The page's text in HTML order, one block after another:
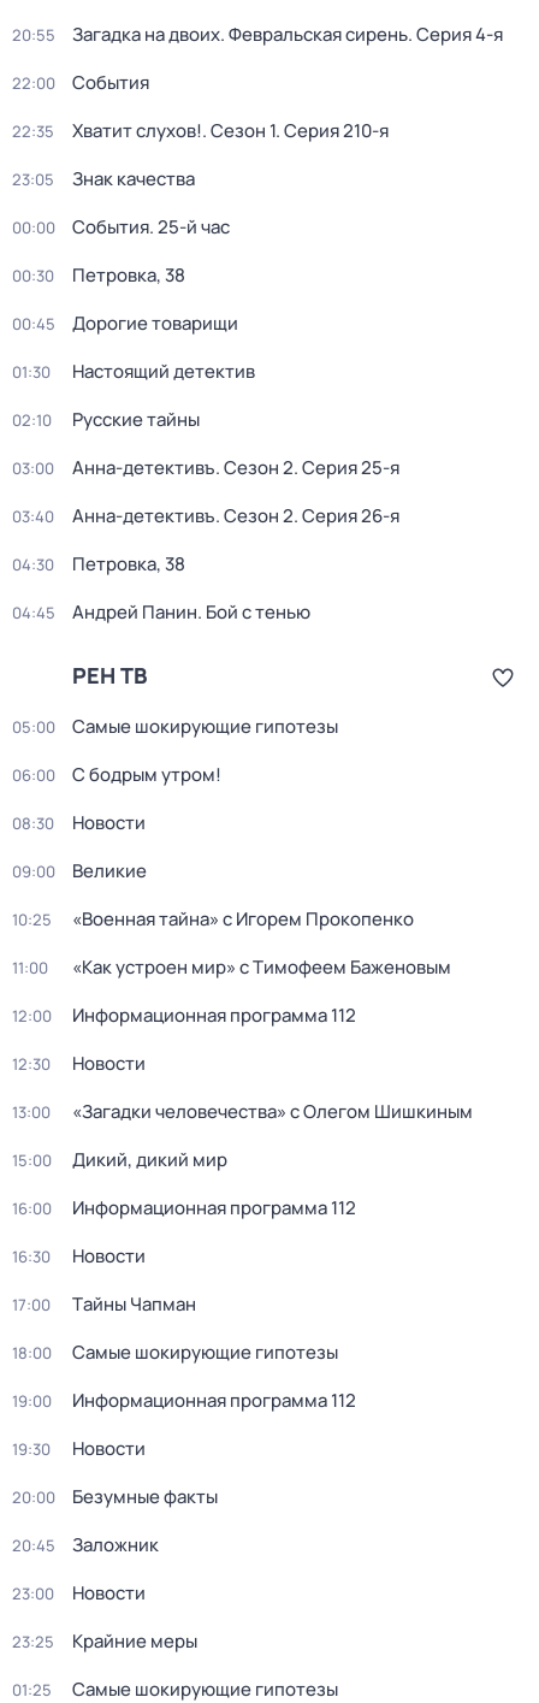
20:55 Загадка на двоих. Февральская сирень. Серия 4-я
22:00 События
22:35 Хватит слухов!. Сезон 1. Серия 210-я
23:05 Знак качества
00:00 События. 25-й час
00:30 Петровка, 38
00:45 Дорогие товарищи
01:30 Настоящий детектив
02:10 Русские тайны
03:00 Анна-детективъ. Сезон 2. Серия 25-я
03:40 Анна-детективъ. Сезон 2. Серия 26-я
04:30 Петровка, 38
04:45 Андрей Панин. Бой с тенью
РЕН ТВ
05:00 Самые шoкиpующие гипотезы
06:00 С бодрым утром!
08:30 Новости
09:00 Великие
10:25 «Военная тайна» с Игорем Прокопенко
11:00 «Как устроен мир» с Тимофеем Баженовым
12:00 Информационная программа 112
12:30 Новости
13:00 «Загадки человечeства» с Олeгом Шишкиным
15:00 Дикий, дикий мир
16:00 Информационная программа 112
16:30 Новости
17:00 Тaйны Чапман
18:00 Самые шoкиpующие гипотезы
19:00 Информационная программа 112
19:30 Новости
20:00 Безумные факты
20:45 Заложник
23:00 Новости
23:25 Крайние меры
01:25 Самые шoкиpующие гипотезы